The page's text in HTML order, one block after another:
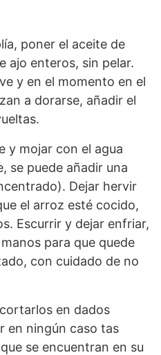
poner el aceite de
ajo enteros, sin pelar.
y en el momento en el
a dorarse, añadir el
y mojar con el agua
se puede añadir una
Dejar hervir
el arroz esté cocido,
Escurrir y dejar enfriar,
para que quede
con cuidado de no
en dados
en ningún caso tas
se encuentran en su